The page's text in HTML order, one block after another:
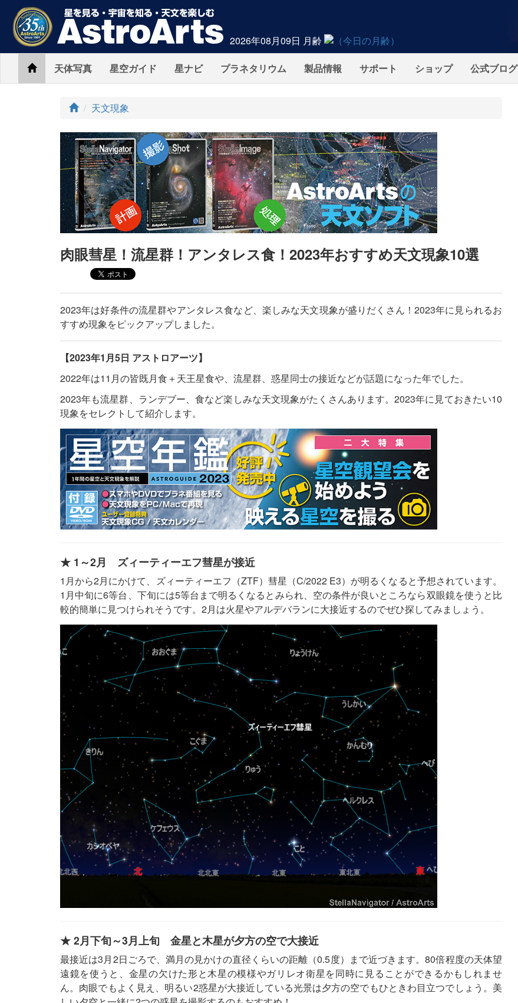
2026年08月09日 月齢
Home天体写真 星空ガイド 星ナビ プラネタリウム 製品情報 サポート ショップ 公式ブログ
ト
プ
天文現象
肉眼彗星！流星群！アンタレス食！2023年おすすめ天文現象10選
2023年は好条件の流星群やアンタレス食など、楽しみな天文現象が盛りだくさん！2023年に見られるお
すすめ現象をピックアップしました。
【2023年1月5日 アストロアーツ】
2022年は11月の皆既月食＋天王星食や、流星群、惑星同士の接近などが話題になった年でした。
2023年も流星群、ランデブー、食など楽しみな天文現象がたくさんあります。2023年に見ておきたい10
現象をセレクトして紹介します。
★ 1～2月 ズィーティーエフ彗星が接近
1月から2月にかけて、ズィーティーエフ（ZTF）彗星（C/2022 E3）が明るくなると予想されています。
1月中旬に6等台、下旬には5等台まで明るくなるとみられ、空の条件が良いところなら双眼鏡を使うと比
較的簡単に見つけられそうです。2月は火星やアルデバランに大接近するのでぜひ探してみましょう。
★ 2月下旬～3月上旬 金星と木星が夕方の空で大接近
最接近は3月2日ごろで、満月の見かけの直径くらいの距離（0.5度）まで近づきます。80倍程度の天体望
遠鏡を使うと、金星の欠けた形と木星の模様やガリレオ衛星を同時に見ることができるかもしれませ
ん。肉眼でもよく見え、明るい2惑星が大接近している光景は夕方の空でもひときわ目立つでしょう。美